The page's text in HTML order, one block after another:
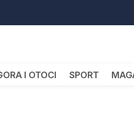
I OTOCI SPORT